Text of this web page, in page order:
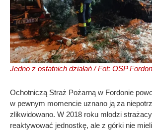
Jedno z ostatnich działań / Fot: OSP Fordon
Ochotniczą Straż Pożarną w Fordonie
w pewnym momencie uznano ją za
zlikwidowano. W 2018 roku młodzi
reaktywować jednostkę, ale z górki nie